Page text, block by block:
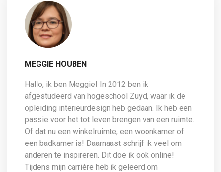
MEGGIE HOUBEN
Hallo, ik ben Meggie! In 2012 ben ik
afgestudeerd van hogeschool Zuyd, waar ik de
opleiding interieurdesign heb gedaan. Ik heb een
passie voor het tot leven brengen van een ruimte.
Of dat nu een winkelruimte, een woonkamer of
een badkamer is! Daarnaast schrijf ik veel om
anderen te inspireren. Dit doe ik ook online!
Tijdens mijn carrière heb ik geleerd om